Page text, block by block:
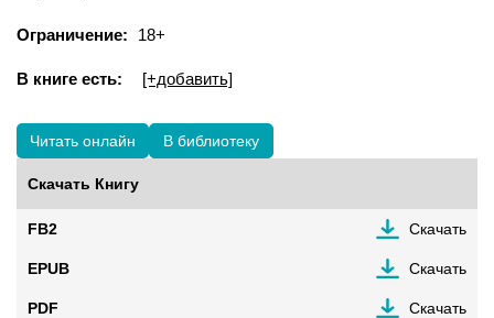
Ограничение: 18+
В книге есть: [+добавить]
Читать онлайн В библиотеку
Скачать Книгу
FB2 Скачать
EPUB Скачать
PDF Скачать